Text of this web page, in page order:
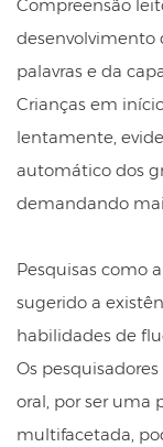
Compreensão
desenvolvimento
palavras e da
Crianças em
lentamente,
automático dos
demandando
Pesquisas como
sugerido a
habilidades de
Os
oral, por ser uma
multifacetada,